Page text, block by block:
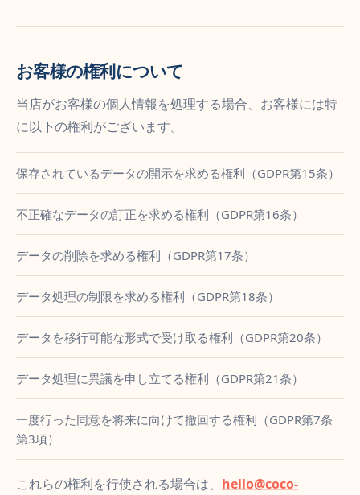
お客様の権利について
当店がお客様の個人情報を処理する場合、お客様には特
に以下の権利がございます。
保存されているデータの開示を求める権利（GDPR第15条）
不正確なデータの訂正を求める権利（GDPR第16条）
データの削除を求める権利（GDPR第17条）
データ処理の制限を求める権利（GDPR第18条）
データを移行可能な形式で受け取る権利（GDPR第20条）
データ処理に異議を申し立てる権利（GDPR第21条）
一度行った同意を将来に向けて撤回する権利（GDPR第7条
第3項）
これらの権利を行使される場合は、 hello@coco-